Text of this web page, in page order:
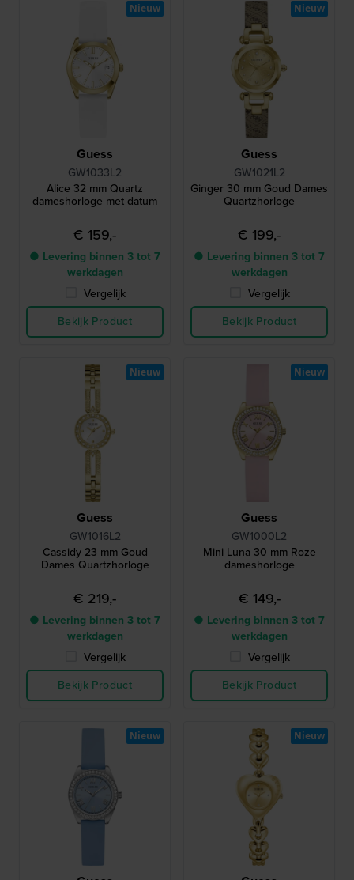
Guess
GW1033L2
Alice 32 mm Quartz
dameshorloge met datum
€ 159,-
● Levering binnen 3 tot 7
werkdagen
Vergelijk
Bekijk Product
Nieuw
Guess
GW1021L2
Ginger 30 mm Goud Dames
Quartzhorloge
€ 199,-
● Levering binnen 3 tot 7
werkdagen
Vergelijk
Bekijk Product
Nieuw
Guess
GW1016L2
Cassidy 23 mm Goud
Dames Quartzhorloge
€ 219,-
● Levering binnen 3 tot 7
werkdagen
Vergelijk
Bekijk Product
Nieuw
Guess
GW1000L2
Mini Luna 30 mm Roze
dameshorloge
€ 149,-
● Levering binnen 3 tot 7
werkdagen
Vergelijk
Bekijk Product
Nieuw
Nieuw Nieuw